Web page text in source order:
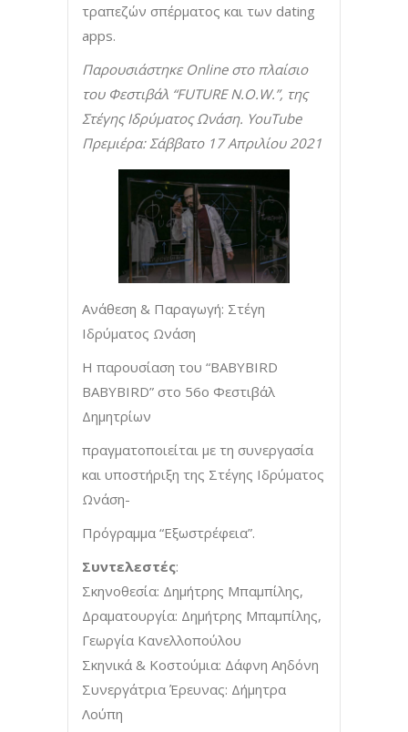
τραπεζών σπέρματος και των dating
apps.
Παρουσιάστηκε Online στο πλαίσιο
του Φεστιβάλ “FUTURE N.O.W.”, της
Στέγης Ιδρύματος Ωνάση. YouTube
Πρεμιέρα: Σάββατο 17 Απριλίου 2021
Ανάθεση & Παραγωγή: Στέγη
Ιδρύματος Ωνάση
Η παρουσίαση του “BABYBIRD
BABYBIRD” στο 56ο Φεστιβάλ
Δημητρίων
πραγματοποιείται με τη συνεργασία
και υποστήριξη της Στέγης Ιδρύματος
Ωνάση-
Πρόγραμμα “Εξωστρέφεια”.
Συντελεστές:
Σκηνοθεσία: Δημήτρης Μπαμπίλης,
Δραματουργία: Δημήτρης Μπαμπίλης,
Γεωργία Κανελλοπούλου
Σκηνικά & Κοστούμια: Δάφνη Αηδόνη
Συνεργάτρια Έρευνας: Δήμητρα
Λούπη